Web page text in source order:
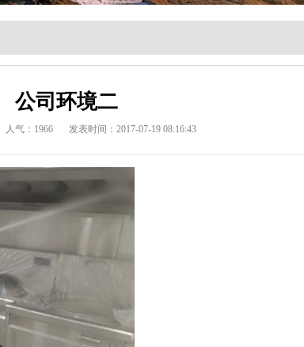
公司环境二
人气：1966 发表时间：2017-07-19 08:16:43